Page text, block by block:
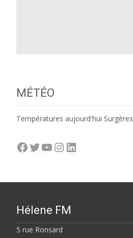
MÉTÉO
Températures aujourd'hui Surgères
Facebook
Twitter
YouTube
Instagram
LinkedIn
Hélene FM
5 rue Ronsard